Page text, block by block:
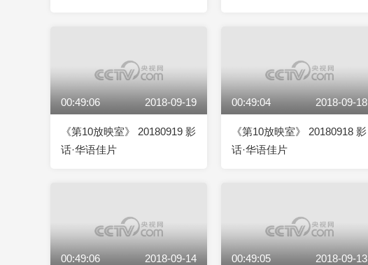
00:49:06 2018-09-19
《第10放映室》 20180919 影
话·华语佳片
00:49:04 2018-09-18
《第10放映室》 20180918 影
话·华语佳片
00:49:06 2018-09-14 00:49:05 2018-09-13